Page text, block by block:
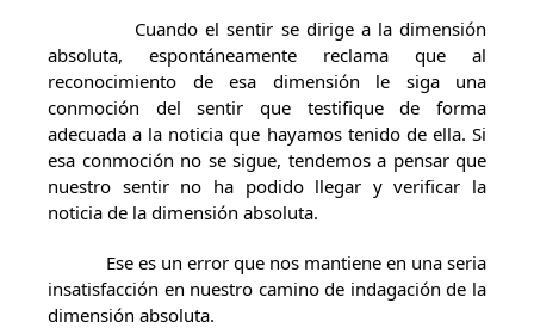
Cuando el sentir se dirige a la dimensión
absoluta, espontáneamente reclama que al
reconocimiento de esa dimensión le siga una
conmoción del sentir que testifique de forma
adecuada a la noticia que hayamos tenido de ella. Si
esa conmoción no se sigue, tendemos a pensar que
nuestro sentir no ha podido llegar y verificar la
noticia de la dimensión absoluta.
Ese es un error que nos mantiene en una seria
insatisfacción en nuestro camino de indagación de la
dimensión absoluta.